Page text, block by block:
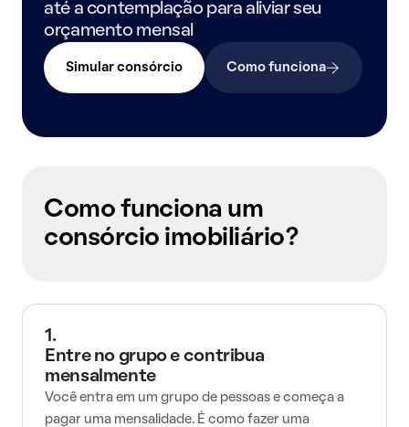
até a contemplação para aliviar seu
orçamento mensal
Simular consórcio Como funciona
Como funciona um
consórcio imobiliário?
1.
Entre no grupo e contribua
mensalmente
Você entra em um grupo de pessoas e começa a
pagar uma mensalidade. É como fazer uma